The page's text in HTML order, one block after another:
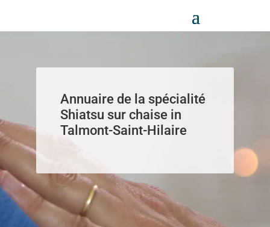
Annuaire de la spécialité
Shiatsu sur chaise in
Talmont-Saint-Hilaire